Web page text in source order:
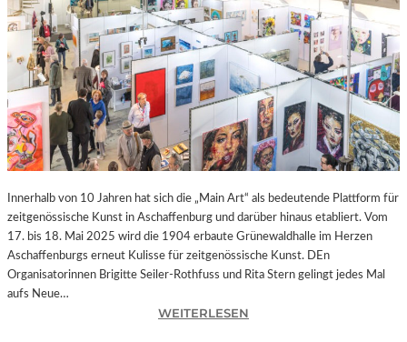
Innerhalb von 10 Jahren hat sich die „Main Art“ als bedeutende Plattform für
zeitgenössische Kunst in Aschaffenburg und darüber hinaus etabliert. Vom
17. bis 18. Mai 2025 wird die 1904 erbaute Grünewaldhalle im Herzen
Aschaffenburgs erneut Kulisse für zeitgenössische Kunst. DEn
Organisatorinnen Brigitte Seiler-Rothfuss und Rita Stern gelingt jedes Mal
aufs Neue…
WEITERLESEN